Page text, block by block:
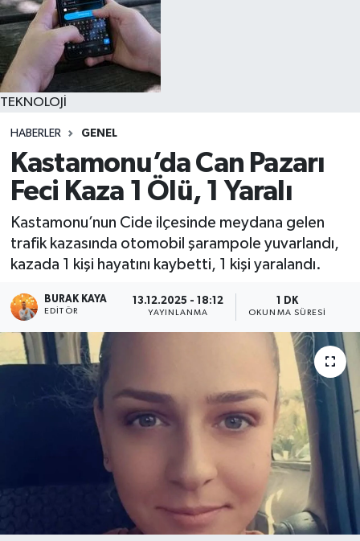
TEKNOLOJİ
HABERLER GENEL
Kastamonu’da Can Pazarı
Feci Kaza 1 Ölü, 1 Yaralı
Kastamonu’nun Cide ilçesinde meydana gelen
trafik kazasında otomobil şarampole yuvarlandı,
kazada 1 kişi hayatını kaybetti, 1 kişi yaralandı.
BURAK KAYA
EDITÖR
13.12.2025 - 18:12
YAYINLANMA
1 DK
OKUNMA SÜRESI